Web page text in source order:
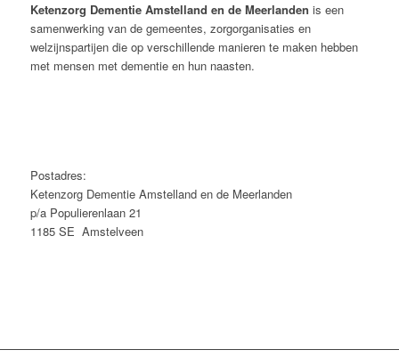
Ketenzorg Dementie Amstelland en de Meerlanden is een
samenwerking van de gemeentes, zorgorganisaties en
welzijnspartijen die op verschillende manieren te maken hebben
met mensen met dementie en hun naasten.
Postadres:
Ketenzorg Dementie Amstelland en de Meerlanden
p/a Populierenlaan 21
1185 SE Amstelveen